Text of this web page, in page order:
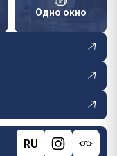
Одно окно
RU